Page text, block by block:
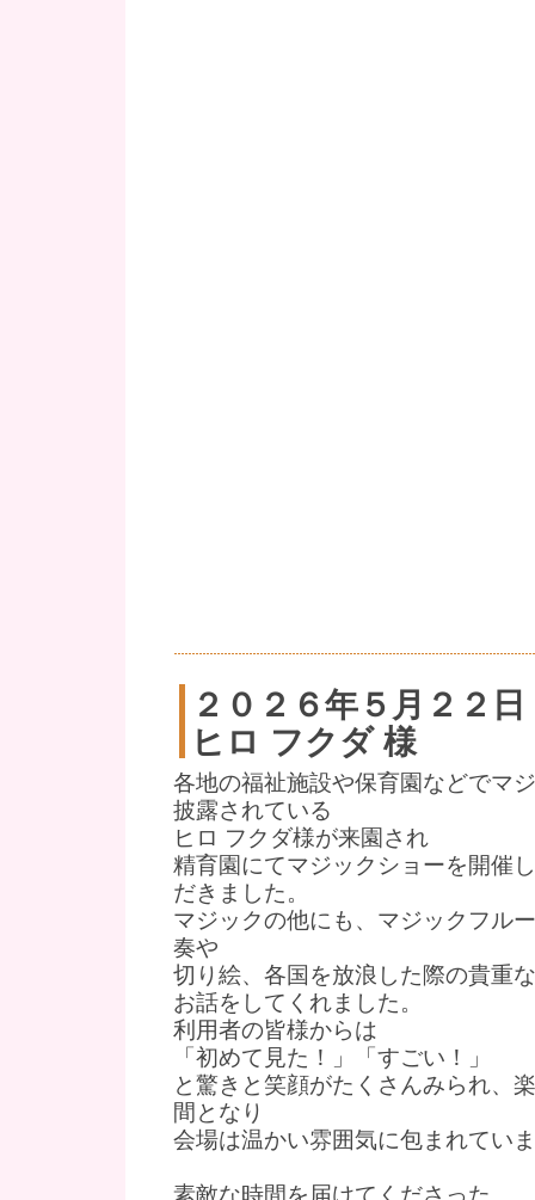
２０２６年５月２２日
ヒロ フクダ 様
各地の福祉施設や保育園などでマ
披露されている
ヒロ フクダ様が来園され
精育園にてマジックショーを開催
だきました。
マジックの他にも、マジックフル
奏や
切り絵、各国を放浪した際の貴重
お話をしてくれました。
利用者の皆様からは
「初めて見た！」「すごい！」
と驚きと笑顔がたくさんみられ、
間となり
会場は温かい雰囲気に包まれてい
素敵な時間を届けてくださった